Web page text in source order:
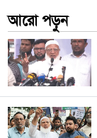
আরো পড়ুন